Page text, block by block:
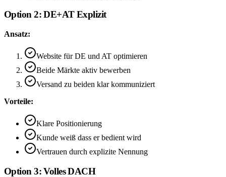
Option 2: DE+AT Explizit
Ansatz:
Website für DE und AT optimieren
Beide Märkte aktiv bewerben
Versand zu beiden klar kommuniziert
Vorteile:
Klare Positionierung
Kunde weiß dass er bedient wird
Vertrauen durch explizite Nennung
Option 3: Volles DACH